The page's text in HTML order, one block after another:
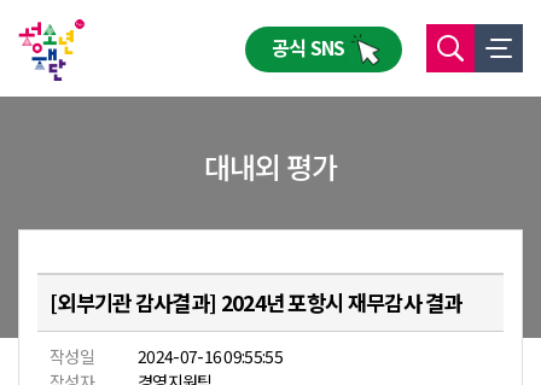
공식 SNS
대내외 평가
[외부기관 감사결과] 2024년 포항시 재무감사 결과
작성일
2024-07-16 09:55:55